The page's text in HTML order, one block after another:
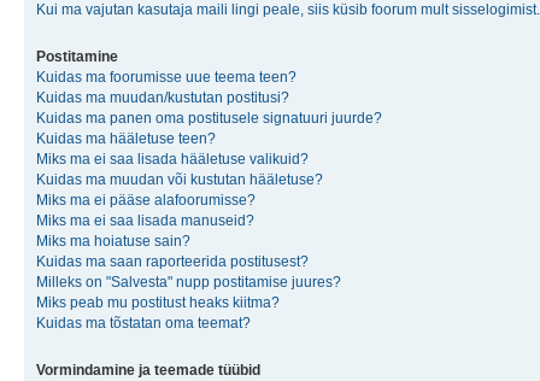
Kui ma vajutan kasutaja maili lingi peale, siis küsib foorum mult sisselogimist.
Postitamine
Kuidas ma foorumisse uue teema teen?
Kuidas ma muudan/kustutan postitusi?
Kuidas ma panen oma postitusele signatuuri juurde?
Kuidas ma hääletuse teen?
Miks ma ei saa lisada hääletuse valikuid?
Kuidas ma muudan või kustutan hääletuse?
Miks ma ei pääse alafoorumisse?
Miks ma ei saa lisada manuseid?
Miks ma hoiatuse sain?
Kuidas ma saan raporteerida postitusest?
Milleks on "Salvesta" nupp postitamise juures?
Miks peab mu postitust heaks kiitma?
Kuidas ma tõstatan oma teemat?
Vormindamine ja teemade tüübid